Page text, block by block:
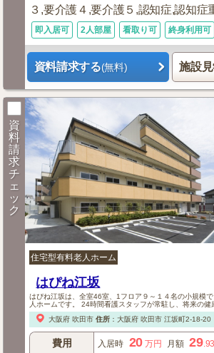
３,要介護４,要介護５,認知症,認知症
即入居可 2人部屋 看取り可 終身利用可
資料請求する(無料) 施設
資
料
請
求
チ
ェ
ッ
ク
住宅型有料老人ホーム
はぴね江坂
はぴね江坂は、全室46室、1フロア９～１４名の小規模
人ホームです。 24時間看護スタッフが常駐し、将来の健
大阪府 吹田市 住所： 大阪府 吹田市江坂町2-18-20
費用 入居時 20 万円 月額 29